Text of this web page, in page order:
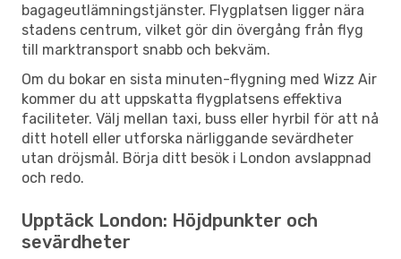
bagageutlämningstjänster. Flygplatsen ligger nära
stadens centrum, vilket gör din övergång från flyg
till marktransport snabb och bekväm.
Om du bokar en sista minuten-flygning med Wizz Air
kommer du att uppskatta flygplatsens effektiva
faciliteter. Välj mellan taxi, buss eller hyrbil för att nå
ditt hotell eller utforska närliggande sevärdheter
utan dröjsmål. Börja ditt besök i London avslappnad
och redo.
Upptäck London: Höjdpunkter och
sevärdheter